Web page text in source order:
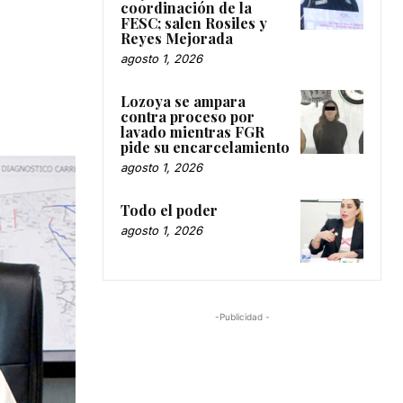
coordinación de la
FESC; salen Rosiles y
Reyes Mejorada
agosto 1, 2026
Lozoya se ampara
contra proceso por
lavado mientras FGR
pide su encarcelamiento
agosto 1, 2026
Todo el poder
agosto 1, 2026
-Publicidad -